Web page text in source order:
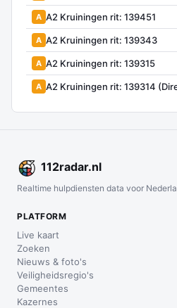
A A2 Kruiningen rit: 139451
A A2 Kruiningen rit: 139343
A A2 Kruiningen rit: 139315
A A2 Kruiningen rit: 139314
112radar.nl
Realtime hulpdiensten data voor
PLATFORM
Live kaart
Zoeken
Nieuws & foto's
Veiligheidsregio's
Gemeentes
Kazernes